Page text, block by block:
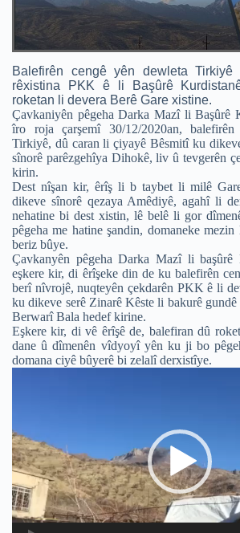
Balefirên cengê yên dewleta
rêxistina PKK ê li Başûrê
roketan li devera Berê Gare xistine.
Çavkaniyên pêgeha Darka Mazî li Başûrê
îro roja çarşemî 30/12/2020an,
Tirkiyê, dû caran li çiyayê Bêsmitî ku
sînorê parêzgehîya Dihokê, liv û tevgerên
kirin.
Dest nîşan kir, êrîş li b taybet li milê
dikeve sînorê qezaya Amêdiyê, agahî li
nehatine bi dest xistin, lê belê li gor
pêgeha me hatine şandin, domaneke
beriz bûye.
Çavkanyên pêgeha Darka Mazî li başûrê
eşkere kir, di êrîşeke din de ku balefirên
berî nîvrojê, nuqteyên çekdarên PKK ê li
ku dikeve serê Zinarê Kêste li bakurê
Berwarî Bala hedef kirine.
Eşkere kir, di vê êrîşê de, balefiran dû
dane û dîmenên vîdyoyî yên ku ji bo
domana ciyê bûyerê bi zelalî derxistîye.